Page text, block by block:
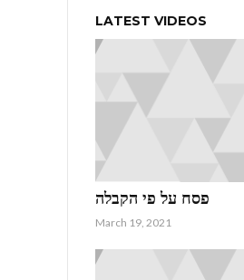
LATEST VIDEOS
פסח על פי הקבלה
March 19, 2021